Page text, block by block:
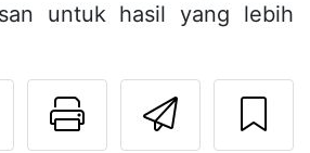
untuk hasil yang lebih
Kirim
Cetak
Mengajukan